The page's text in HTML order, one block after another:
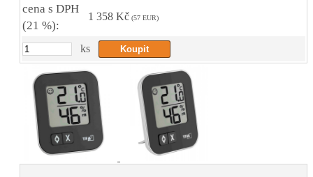
cena s DPH
(21 %):
1 358 Kč (57 EUR)
ks